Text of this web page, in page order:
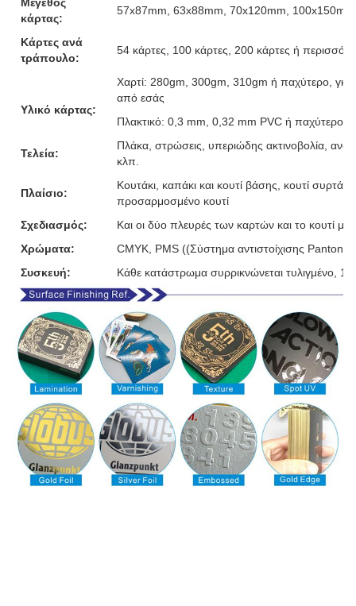
κάρτας:
57x87mm, 63x88mm, 70x120mm,
Κάρτες ανά
τράπουλο:
54 κάρτες, 100 κάρτες, 200 κάρτες ή
Υλικό κάρτας:
Χαρτί: 280gm, 300gm, 310gm ή παχύτερο,
από εσάς
Πλακτικό: 0,3 mm, 0,32 mm PVC ή παχύτερο
Τελεία:
Πλάκα, στρώσεις, υπεριώδης ακτινοβολία,
κλπ.
Πλαίσιο:
Κουτάκι, καπάκι και κουτί βάσης, κουτί
προσαρμοσμένο κουτί
Σχεδιασμός:
Και οι δύο πλευρές των καρτών και το κουτί
Χρώματα:
CMYK, PMS ((Σύστημα αντιστοίχισης Pantone)
Συσκευή:
Κάθε κατάστρωμα συρρικνώνεται τυλιγμένο,